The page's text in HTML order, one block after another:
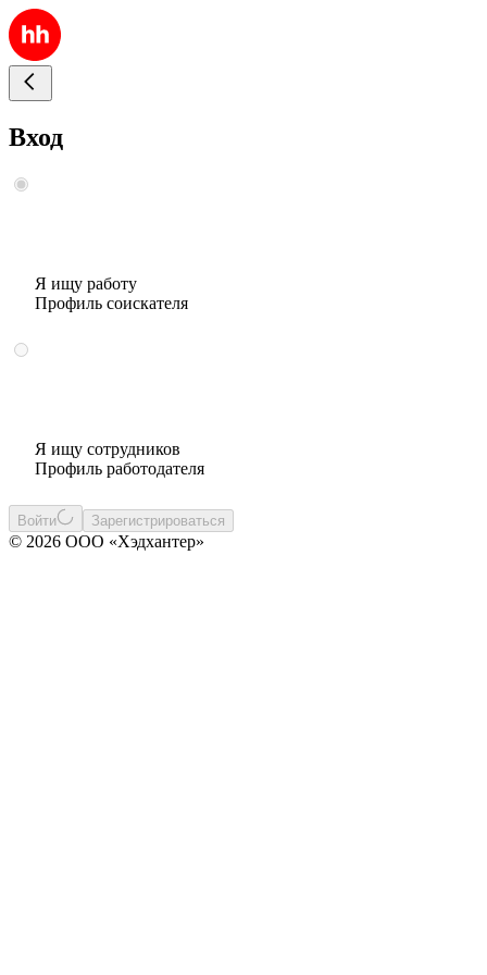
Вход
Я ищу работу
Профиль соискателя
Я ищу сотрудников
Профиль работодателя
Войти Зарегистрироваться
© 2026 ООО «Хэдхантер»